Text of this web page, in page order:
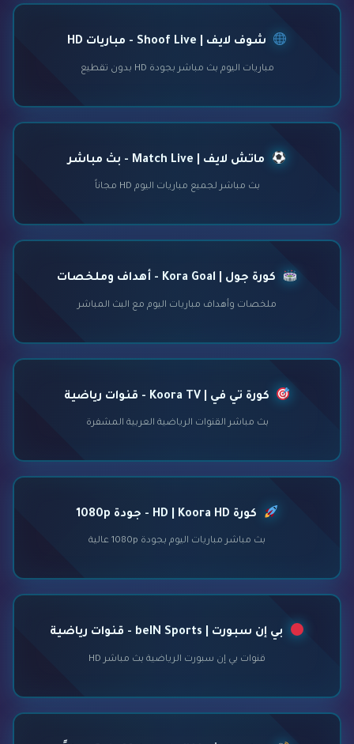
شوف لايف | Shoof Live - مباريات HD
مباريات اليوم بث مباشر بجودة HD بدون تقطيع
ماتش لايف | Match Live - بث مباشر
بث مباشر لجميع مباريات اليوم HD مجاناً
كورة جول | Kora Goal - أهداف وملخصات
ملخصات وأهداف مباريات اليوم مع البث المباشر
كورة تي في | Koora TV - قنوات رياضية
بث مباشر القنوات الرياضية العربية المشفرة
كورة HD | Koora HD - جودة 1080p
بث مباشر مباريات اليوم بجودة 1080p عالية
بي إن سبورت | beIN Sports - قنوات رياضية
قنوات بي إن سبورت الرياضية بث مباشر HD